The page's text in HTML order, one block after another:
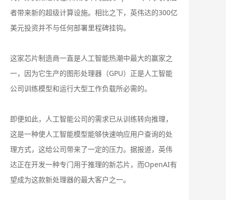
者带来新的超级计算设施。相比之下，英伟达的300亿
美元投资并不与任何部署里程碑挂钩。
这家芯片制造商一直是人工智能热潮中最大的赢家之
一，因为它生产的图形处理器（GPU）正是人工智能
公司训练模型和运行大型工作负载所必需的。
即便如此，人工智能公司的需求已从训练转向推理，
这是一种使人工智能模型能够快速响应用户查询的处
理方式，这给公司带来了一定的压力。据报道，英伟
达正在开发一种专门用于推理的新芯片，而OpenAI有
望成为这款新处理器的最大客户之一。